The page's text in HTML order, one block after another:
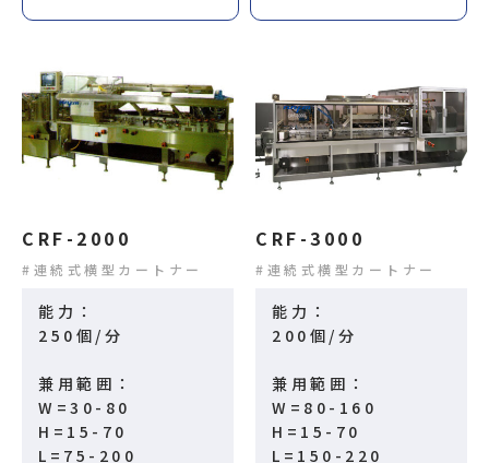
CRF-2000
連続式横型カートナー
能力：
250個/分
兼用範囲：
W=30-80
H=15-70
L=75-200
CRF-3000
連続式横型カートナー
能力：
200個/分
兼用範囲：
W=80-160
H=15-70
L=150-220